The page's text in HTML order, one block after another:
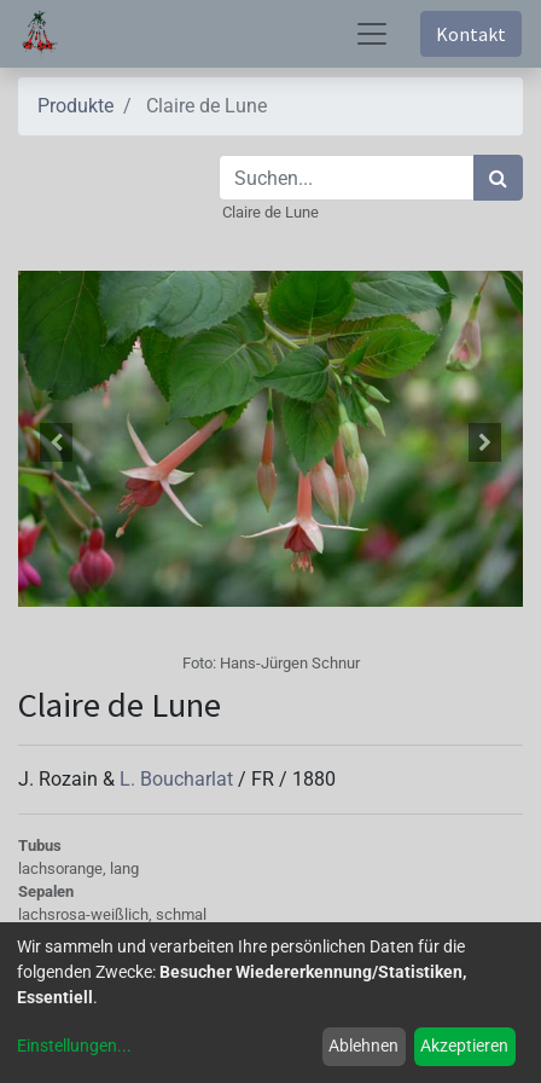
Kontakt
Produkte Claire de Lune
Claire de Lune
Foto: Hans-Jürgen Schnur
Claire de Lune
J. Rozain & L. Boucharlat / FR / 1880
Tubus
lachsorange, lang
Sepalen
lachsrosa-weißlich, schmal
Korolle/Petalen
einfach, lachsorange
Staubgefäße
rosa-orange
creme
Wir sammeln und verarbeiten Ihre persönlichen Daten für die
folgenden Zwecke: Besucher Wiedererkennung/Statistiken,
Essentiell .
Einstellungen... Ablehnen Akzeptieren